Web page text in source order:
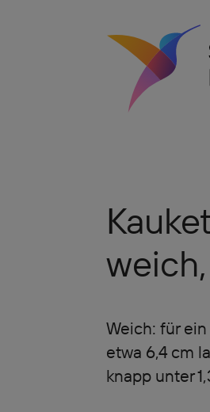
Weich: für
etwa 6,4 cm
knapp unter